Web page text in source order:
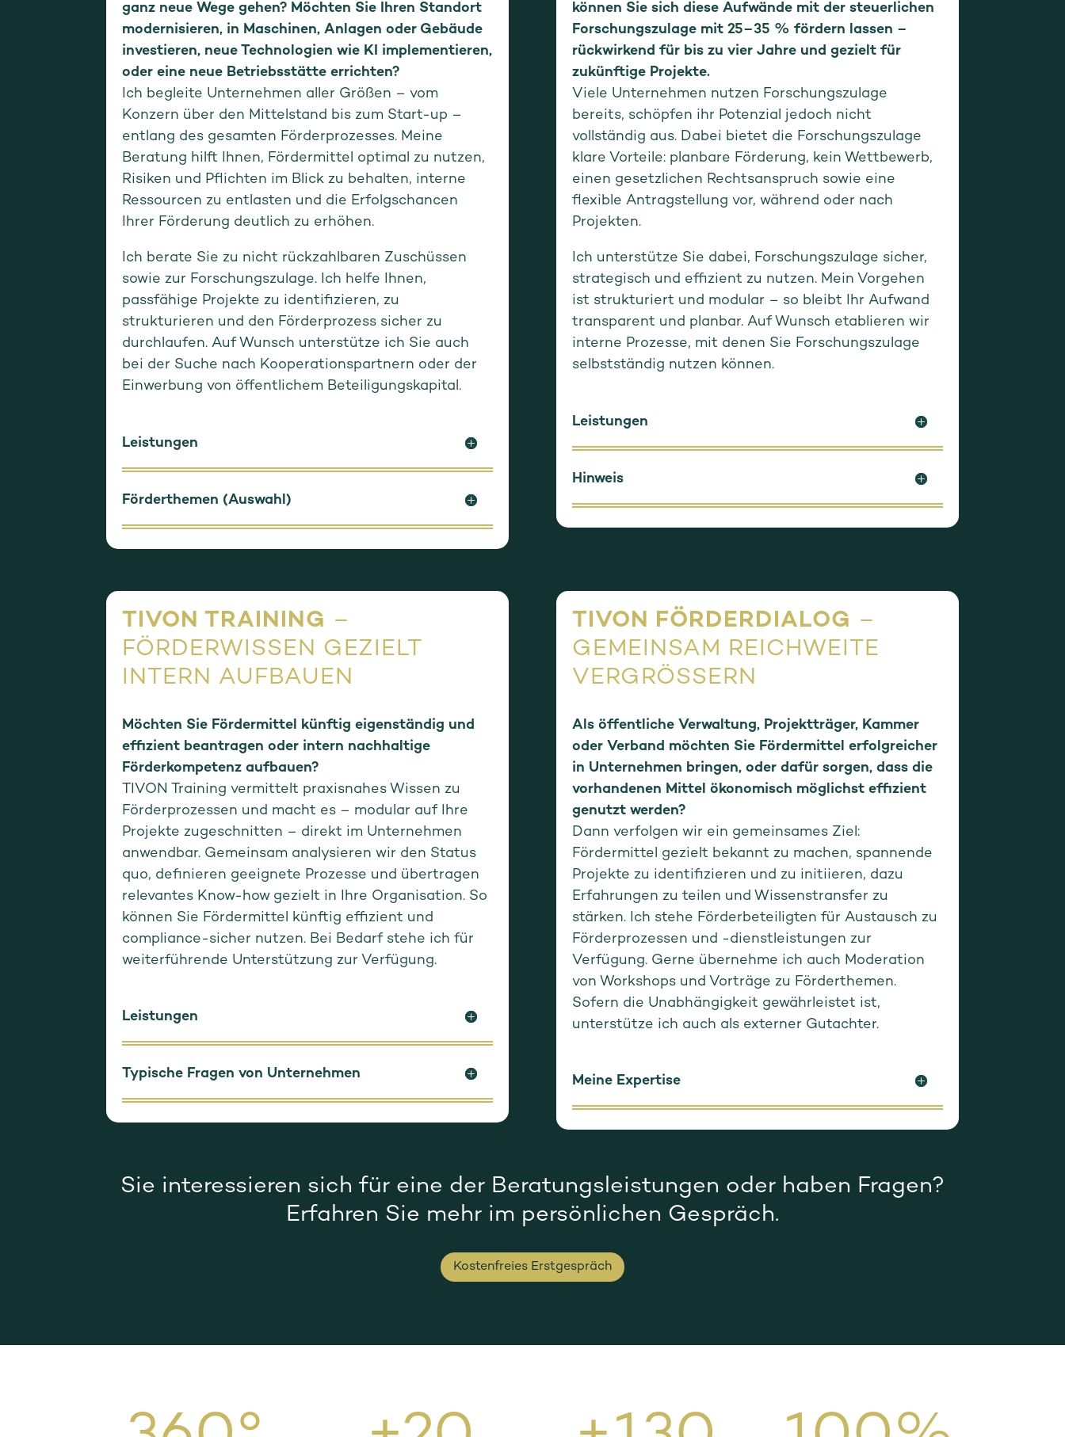
ganz neue Wege gehen? Möchten Sie Ihren Standort
modernisieren, in Maschinen, Anlagen oder Gebäude
investieren, neue Technologien wie KI implementieren,
oder eine neue Betriebsstätte errichten?
Ich begleite Unternehmen aller Größen – vom
Konzern über den Mittelstand bis zum Start-up –
entlang des gesamten Förderprozesses. Meine
Beratung hilft Ihnen, Fördermittel optimal zu nutzen,
Risiken und Pflichten im Blick zu behalten, interne
Ressourcen zu entlasten und die Erfolgschancen
Ihrer Förderung deutlich zu erhöhen.
Ich berate Sie zu nicht rückzahlbaren Zuschüssen
sowie zur Forschungszulage. Ich helfe Ihnen,
passfähige Projekte zu identifizieren, zu
strukturieren und den Förderprozess sicher zu
durchlaufen. Auf Wunsch unterstütze ich Sie auch
bei der Suche nach Kooperationspartnern oder der
Einwerbung von öffentlichem Beteiligungskapital.
Leistungen
Förderthemen (Auswahl)
können Sie sich diese Aufwände mit der steuerlichen
Forschungszulage mit 25–35 % fördern lassen –
rückwirkend für bis zu vier Jahre und gezielt für
zukünftige Projekte.
Viele Unternehmen nutzen Forschungszulage
bereits, schöpfen ihr Potenzial jedoch nicht
vollständig aus. Dabei bietet die Forschungszulage
klare Vorteile: planbare Förderung, kein Wettbewerb,
einen gesetzlichen Rechtsanspruch sowie eine
flexible Antragstellung vor, während oder nach
Projekten.
Ich unterstütze Sie dabei, Forschungszulage sicher,
strategisch und effizient zu nutzen. Mein Vorgehen
ist strukturiert und modular – so bleibt Ihr Aufwand
transparent und planbar. Auf Wunsch etablieren wir
interne Prozesse, mit denen Sie Forschungszulage
selbstständig nutzen können.
Leistungen
Hinweis
TIVON TRAINING –
FÖRDERWISSEN GEZIELT
INTERN AUFBAUEN
Möchten Sie Fördermittel künftig eigenständig und
effizient beantragen oder intern nachhaltige
Förderkompetenz aufbauen?
TIVON Training vermittelt praxisnahes Wissen zu
Förderprozessen und macht es – modular auf Ihre
Projekte zugeschnitten – direkt im Unternehmen
anwendbar. Gemeinsam analysieren wir den Status
quo, definieren geeignete Prozesse und übertragen
relevantes Know-how gezielt in Ihre Organisation. So
können Sie Fördermittel künftig effizient und
compliance-sicher nutzen. Bei Bedarf stehe ich für
weiterführende Unterstützung zur Verfügung.
Leistungen
Typische Fragen von Unternehmen
TIVON FÖRDERDIALOG –
GEMEINSAM REICHWEITE
VERGRÖSSERN
Als öffentliche Verwaltung, Projektträger, Kammer
oder Verband möchten Sie Fördermittel erfolgreicher
in Unternehmen bringen, oder dafür sorgen, dass die
vorhandenen Mittel ökonomisch möglichst effizient
genutzt werden?
Dann verfolgen wir ein gemeinsames Ziel:
Fördermittel gezielt bekannt zu machen, spannende
Projekte zu identifizieren und zu initiieren, dazu
Erfahrungen zu teilen und Wissenstransfer zu
stärken. Ich stehe Förderbeteiligten für Austausch zu
Förderprozessen und -dienstleistungen zur
Verfügung. Gerne übernehme ich auch Moderation
von Workshops und Vorträge zu Förderthemen.
Sofern die Unabhängigkeit gewährleistet ist,
unterstütze ich auch als externer Gutachter.
Meine Expertise
Sie interessieren sich für eine der Beratungsleistungen oder haben Fragen?
Erfahren Sie mehr im persönlichen Gespräch.
Kostenfreies Erstgespräch